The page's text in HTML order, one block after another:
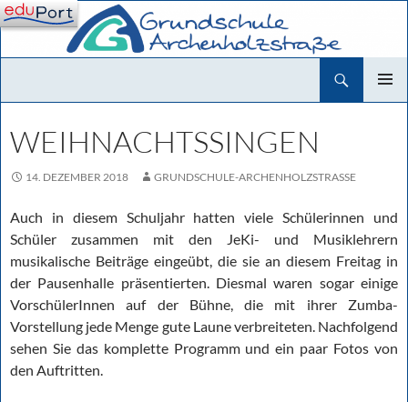
Zum
Inhalt
springen
WEIHNACHTSSINGEN
14. DEZEMBER 2018 GRUNDSCHULE-ARCHENHOLZSTRASSE
Auch in diesem Schuljahr hatten viele Schülerinnen und
Schüler zusammen mit den JeKi- und Musiklehrern
musikalische Beiträge eingeübt, die sie an diesem Freitag in
der Pausenhalle präsentierten. Diesmal waren sogar einige
VorschülerInnen auf der Bühne, die mit ihrer Zumba-
Vorstellung jede Menge gute Laune verbreiteten. Nachfolgend
sehen Sie das komplette Programm und ein paar Fotos von
den Auftritten.